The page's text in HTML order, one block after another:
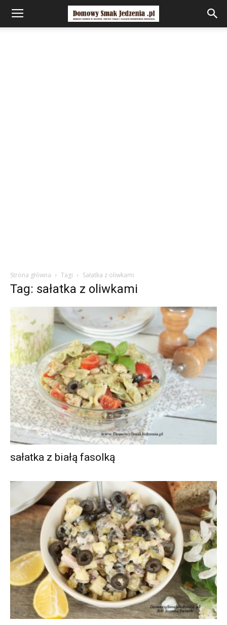
Strona główna Tagi Sałatka z oliwkami
Tag: sałatka z oliwkami
sałatka z białą fasolką